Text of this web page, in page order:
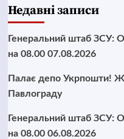
Недавні записи
Генеральний штаб ЗСУ:
на 08.00 07.08.2026
Палає депо Укрпошти!
Павлограду
Генеральний штаб ЗСУ:
на 08.00 06.08.2026